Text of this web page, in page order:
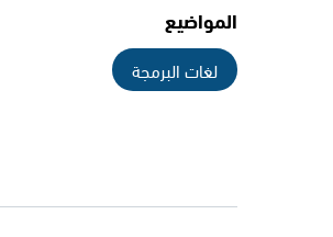
المواضيع
لغات البرمجة